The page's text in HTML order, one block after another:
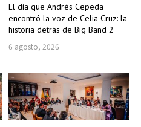
El día que Andrés Cepeda
encontró la voz de Celia Cruz: la
historia detrás de Big Band 2
6 agosto, 2026